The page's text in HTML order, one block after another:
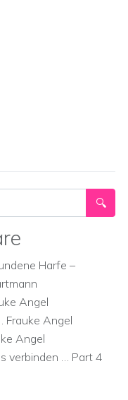
Harfe –
Angel
Frauke Angel
Angel
verbinden … Part 4